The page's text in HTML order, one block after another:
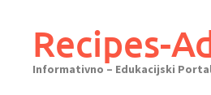
sadržajaRecipes-
Informativno – Edukacijski